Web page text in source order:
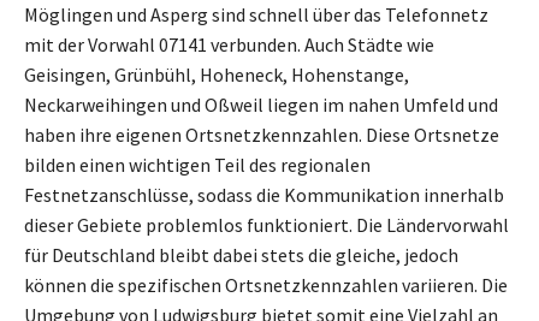
Möglingen und Asperg sind schnell über das Telefonnetz
mit der Vorwahl 07141 verbunden. Auch Städte wie
Geisingen, Grünbühl, Hoheneck, Hohenstange,
Neckarweihingen und Oßweil liegen im nahen Umfeld und
haben ihre eigenen Ortsnetzkennzahlen. Diese Ortsnetze
bilden einen wichtigen Teil des regionalen
Festnetzanschlüsse, sodass die Kommunikation innerhalb
dieser Gebiete problemlos funktioniert. Die Ländervorwahl
für Deutschland bleibt dabei stets die gleiche, jedoch
können die spezifischen Ortsnetzkennzahlen variieren. Die
Umgebung von Ludwigsburg bietet somit eine Vielzahl an